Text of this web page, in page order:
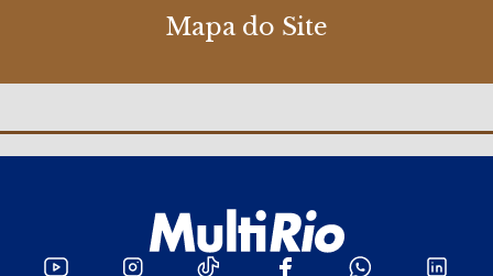
Mapa do Site